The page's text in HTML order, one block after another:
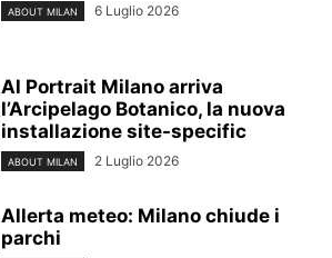
ABOUT MILAN 6 Luglio 2026
Al Portrait Milano arriva
l’Arcipelago Botanico, la nuova
installazione site-specific
ABOUT MILAN 2 Luglio 2026
Allerta meteo: Milano chiude i
parchi